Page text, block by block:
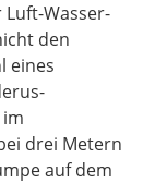
Wasser-
den
eines
drei Metern
auf dem